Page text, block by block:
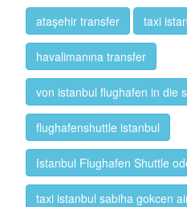
ataşehir transfer taxi
havalimanına transfer
von istanbul flughafen in die
flughafenshuttle istanbul
Istanbul Flughafen Shuttle
taxi istanbul sabiha gokcen